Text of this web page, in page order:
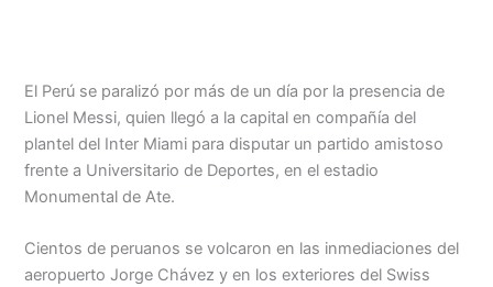
El Perú se paralizó por más de un día por la presencia de
Lionel Messi, quien llegó a la capital en compañía del
plantel del Inter Miami para disputar un partido amistoso
frente a Universitario de Deportes, en el estadio
Monumental de Ate.
Cientos de peruanos se volcaron en las inmediaciones del
aeropuerto Jorge Chávez y en los exteriores del Swiss